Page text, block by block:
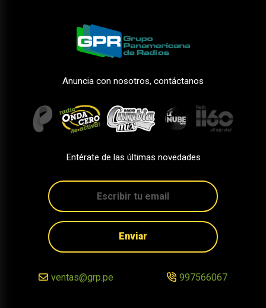
Anuncia con nosotros, contáctanos
Entérate de las últimas novedades
Enviar
ventas@grp.pe 997566067